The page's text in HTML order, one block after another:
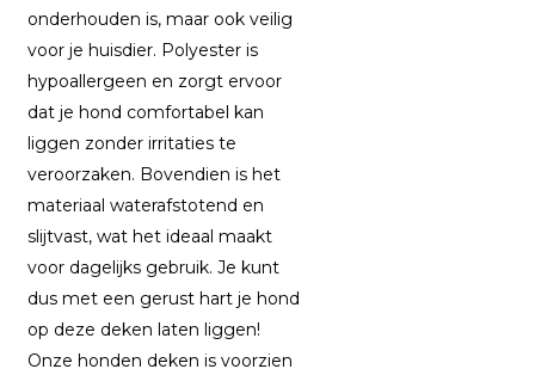
onderhouden is, maar ook veilig
voor je huisdier. Polyester is
hypoallergeen en zorgt ervoor
dat je hond comfortabel kan
liggen zonder irritaties te
veroorzaken. Bovendien is het
materiaal waterafstotend en
slijtvast, wat het ideaal maakt
voor dagelijks gebruik. Je kunt
dus met een gerust hart je hond
op deze deken laten liggen!
Onze honden deken is voorzien